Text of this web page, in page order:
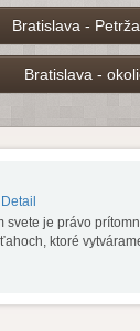
Bratislava -
Bratislava -
Detail
je právo
ktoré